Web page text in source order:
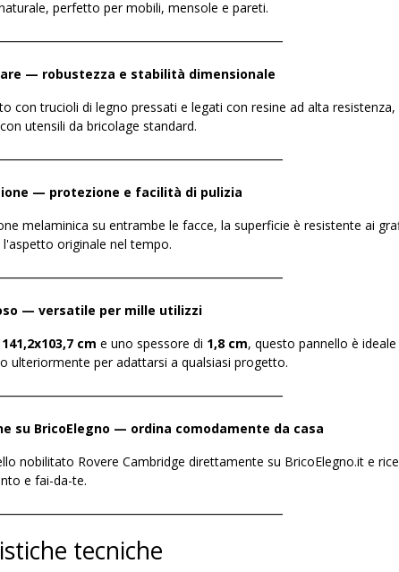
perfetto per mobili, mensole e pareti.
— robustezza e stabilità dimensionale
con trucioli di legno pressati e legati con resine ad alta
utensili da bricolage standard.
— protezione e facilità di pulizia
melaminica su entrambe le facce, la superficie è resistente ai
originale nel tempo.
— versatile per mille utilizzi
141,2x103,7 cm e uno spessore di 1,8 cm, questo pannello è
ulteriormente per adattarsi a qualsiasi progetto.
su BricoElegno — ordina comodamente da casa
nobilitato Rovere Cambridge direttamente su BricoElegno.it e
e fai-da-te.
tecniche